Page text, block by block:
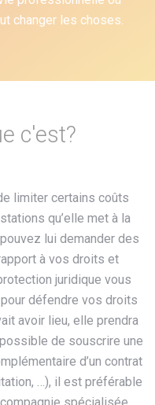
changer les choses.
c'est?
limiter certains coûts
qu’elle met à la
lui demander des
à vos droits et
juridique vous
défendre vos droits
avoir lieu, elle prendra
de souscrire une
d’un contrat
…), il est préférable